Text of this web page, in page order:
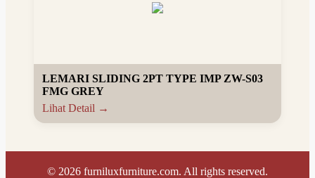
LEMARI SLIDING 2PT TYPE IMP ZW-S03
FMG GREY
Lihat Detail →
© 2026 furniluxfurniture.com. All rights reserved.